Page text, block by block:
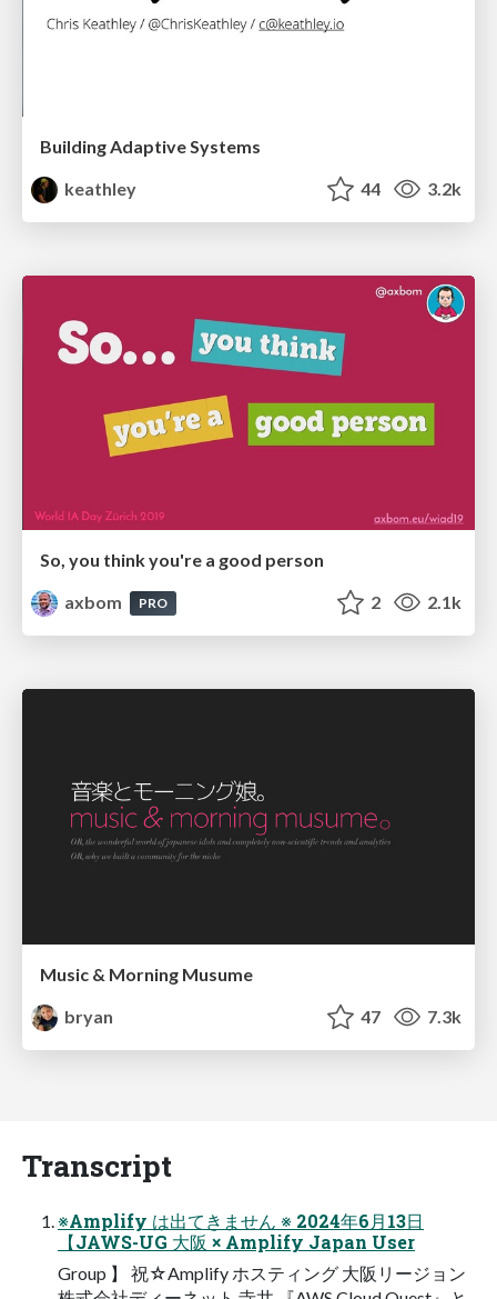
Building Adaptive Systems
keathley
44 3.2k
So, you think you're a good person
axbom
PRO 2 2.1k
Music & Morning Musume
bryan
47 7.3k
Transcript
※Amplify は出てきません ※ 2024年6月13日
【JAWS-UG 大阪 × Amplify Japan User
Group 】 祝☆Amplify ホスティング 大阪リージョン